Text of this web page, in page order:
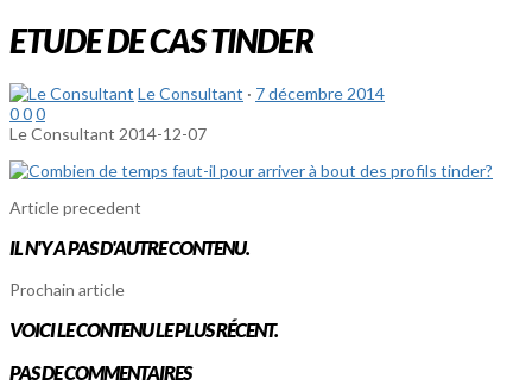
ETUDE DE CAS TINDER
Le Consultant · 7 décembre 2014
000
Le Consultant 2014-12-07
Article precedent
IL N'Y A PAS D'AUTRE CONTENU.
Prochain article
VOICI LE CONTENU LE PLUS RÉCENT.
PAS DE COMMENTAIRES